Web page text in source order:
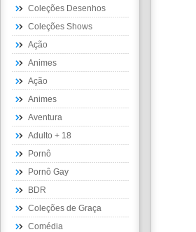
Coleções Desenhos
Coleções Shows
Ação
Animes
Ação
Animes
Aventura
Adulto + 18
Pornô
Pornô Gay
BDR
Coleções de Graça
Comédia